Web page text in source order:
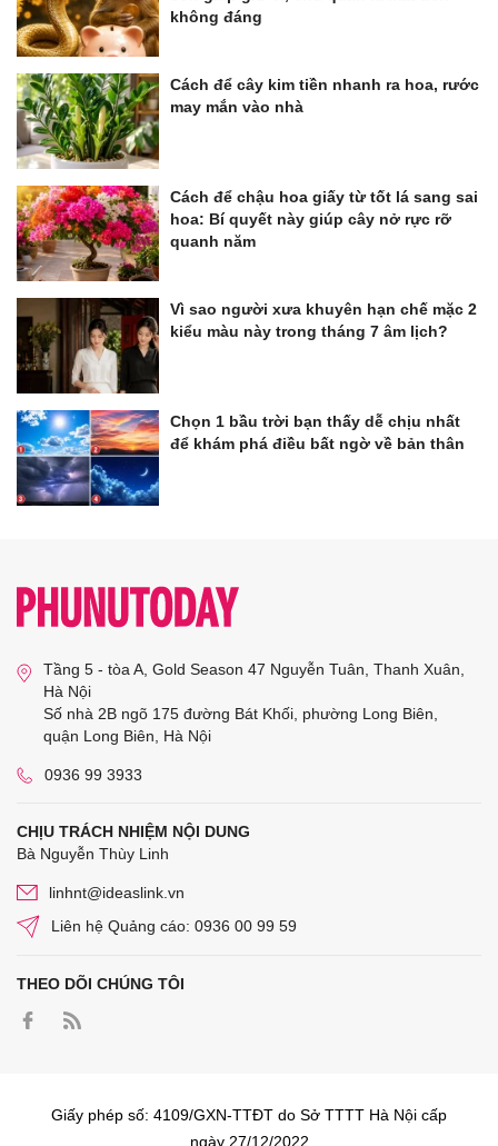
không đáng
Cách để cây kim tiền nhanh ra hoa, rước
may mắn vào nhà
Cách để chậu hoa giấy từ tốt lá sang sai
hoa: Bí quyết này giúp cây nở rực rỡ
quanh năm
Vì sao người xưa khuyên hạn chế mặc 2
kiểu màu này trong tháng 7 âm lịch?
Chọn 1 bầu trời bạn thấy dễ chịu nhất
để khám phá điều bất ngờ về bản thân
Tầng 5 - tòa A, Gold Season 47 Nguyễn Tuân, Thanh Xuân,
Hà Nội
Số nhà 2B ngõ 175 đường Bát Khối, phường Long Biên,
quận Long Biên, Hà Nội
0936 99 3933
CHỊU TRÁCH NHIỆM NỘI DUNG
Bà Nguyễn Thùy Linh
linhnt@ideaslink.vn
Liên hệ Quảng cáo: 0936 00 99 59
THEO DÕI CHÚNG TÔI
Giấy phép số: 4109/GXN-TTĐT do Sở TTTT Hà Nội cấp
ngày 27/12/2022